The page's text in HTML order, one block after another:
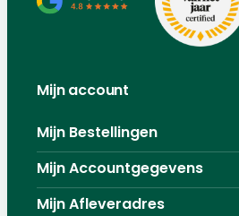
Mijn account
Mijn Bestellingen
Mijn Accountgegevens
Mijn Afleveradres